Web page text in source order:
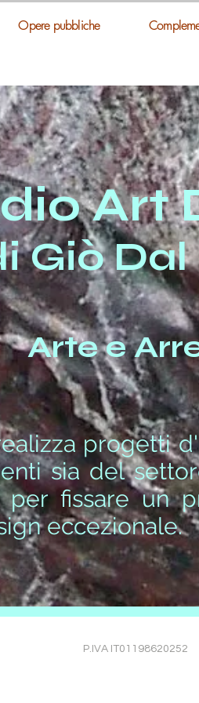
Opere pubbliche
Art
Giò Dal
Arte e
progetti
sia del
per fissare un
eccezionale.
P.IVA IT01198620252